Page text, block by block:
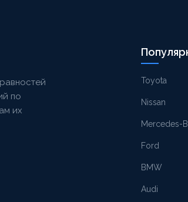
по
их
Toyota
Nissan
Mercedes-
Ford
BMW
Audi